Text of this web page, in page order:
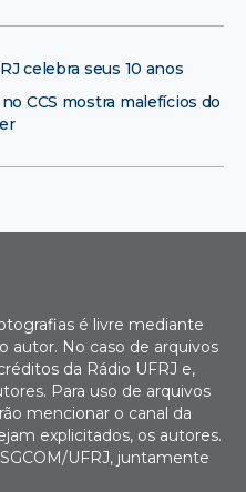
celebra seus 10 anos
CCS mostra malefícios do
é livre mediante
autor. No caso de arquivos
da Rádio UFRJ e,
Para uso de arquivos
mencionar o canal da
explicitados, os autores.
UFRJ, juntamente